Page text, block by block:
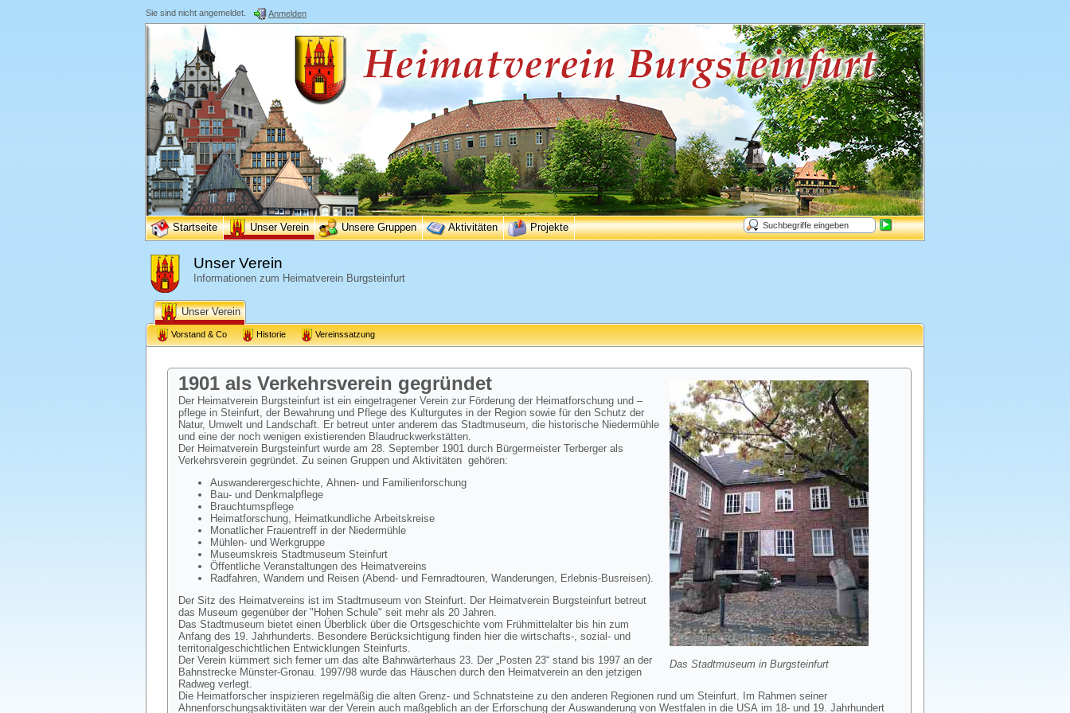
Sie sind nicht angemeldet. Anmelden
Startseite Unser Verein Unsere Gruppen Aktivitäten Projekte
Unser Verein
Informationen zum Heimatverein Burgsteinfurt
Unser Verein
Vorstand & Co Historie Vereinssatzung
Das Stadtmuseum in Burgsteinfurt
1901 als Verkehrsverein gegründet
Der Heimatverein Burgsteinfurt ist ein eingetragener Verein zur Förderung der Heimatforschung und –
pflege in Steinfurt, der Bewahrung und Pflege des Kulturgutes in der Region sowie für den Schutz der
Natur, Umwelt und Landschaft. Er betreut unter anderem das Stadtmuseum, die historische Niedermühle
und eine der noch wenigen existierenden Blaudruckwerkstätten.
Der Heimatverein Burgsteinfurt wurde am 28. September 1901 durch Bürgermeister Terberger als
Verkehrsverein gegründet. Zu seinen Gruppen und Aktivitäten gehören:
Auswanderergeschichte, Ahnen- und Familienforschung
Bau- und Denkmalpflege
Brauchtumspflege
Heimatforschung, Heimatkundliche Arbeitskreise
Monatlicher Frauentreff in der Niedermühle
Mühlen- und Werkgruppe
Museumskreis Stadtmuseum Steinfurt
Öffentliche Veranstaltungen des Heimatvereins
Radfahren, Wandern und Reisen (Abend- und Fernradtouren, Wanderungen, Erlebnis-Busreisen).
Der Sitz des Heimatvereins ist im Stadtmuseum von Steinfurt. Der Heimatverein Burgsteinfurt betreut
das Museum gegenüber der "Hohen Schule" seit mehr als 20 Jahren.
Das Stadtmuseum bietet einen Überblick über die Ortsgeschichte vom Frühmittelalter bis hin zum
Anfang des 19. Jahrhunderts. Besondere Berücksichtigung finden hier die wirtschafts-, sozial- und
territorialgeschichtlichen Entwicklungen Steinfurts.
Der Verein kümmert sich ferner um das alte Bahnwärterhaus 23. Der „Posten 23“ stand bis 1997 an der
Bahnstrecke Münster-Gronau. 1997/98 wurde das Häuschen durch den Heimatverein an den jetzigen
Radweg verlegt.
Die Heimatforscher inspizieren regelmäßig die alten Grenz- und Schnatsteine zu den anderen Regionen rund um Steinfurt. Im Rahmen seiner
Ahnenforschungsaktivitäten war der Verein auch maßgeblich an der Erforschung der Auswanderung von Westfalen in die USA im 18- und 19. Jahrhundert